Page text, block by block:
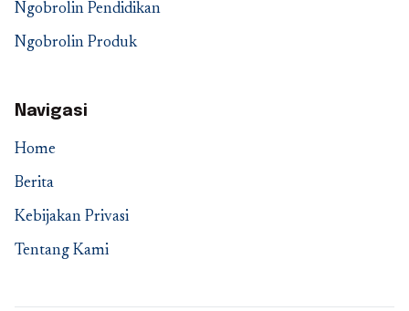
Ngobrolin Pendidikan
Ngobrolin Produk
Navigasi
Home
Berita
Kebijakan Privasi
Tentang Kami